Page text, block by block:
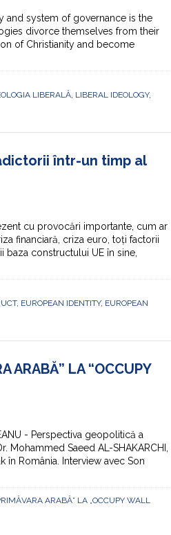
and system of governance is the
divorce themselves from their
of Christianity and become
LIBERALĂ, LIBERAL IDEOLOGY,
într-un timp al
cu provocări importante, cum ar
financiară, criza euro, toți factorii
constructului UE în sine,
, EUROPEAN IDENTITY, EUROPEAN
ARABĂ” LA “OCCUPY
- Perspectiva geopolitică a
Saeed AL-SHAKARCHI,
în România. Interview avec Son
ARABĂ” LA „OCCUPY WALL